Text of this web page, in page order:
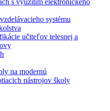
s využitím elektronického
systému
učiteľov telesnej a
na modernú
nástrojov školy